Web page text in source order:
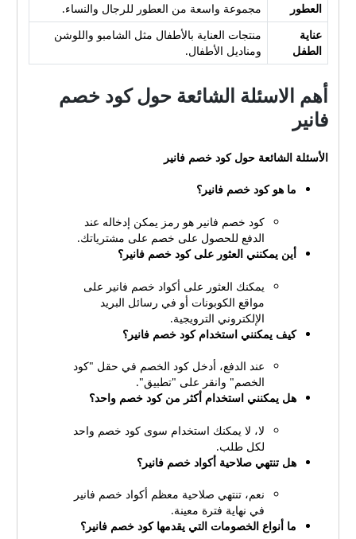
العطور
مجموعة واسعة من العطور للرجال والنساء.
عناية
الطفل
منتجات العناية بالأطفال مثل الشامبو واللوشن
ومناديل الأطفال.
أهم الاسئلة الشائعة حول كود خصم
فانير
الأسئلة الشائعة حول كود خصم فانير
ما هو كود خصم فانير؟
كود خصم فانير هو رمز يمكن إدخاله عند
الدفع للحصول على خصم على مشترياتك.
أين يمكنني العثور على كود خصم فانير؟
يمكنك العثور على أكواد خصم فانير على
مواقع الكوبونات أو في رسائل البريد
الإلكتروني الترويجية.
كيف يمكنني استخدام كود خصم فانير؟
عند الدفع، أدخل كود الخصم في حقل "كود
الخصم" وانقر على "تطبيق".
هل يمكنني استخدام أكثر من كود خصم واحد؟
لا، لا يمكنك استخدام سوى كود خصم واحد
لكل طلب.
هل تنتهي صلاحية أكواد خصم فانير؟
نعم، تنتهي صلاحية معظم أكواد خصم فانير
في نهاية فترة معينة.
ما أنواع الخصومات التي يقدمها كود خصم فانير؟